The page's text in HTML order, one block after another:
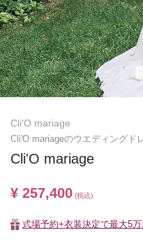
Cli'O mariage
Cli'O mariageのウエディングド
Cli'O mariage
¥ 257,400 (税込)
式場予約+衣装決定で最大5万